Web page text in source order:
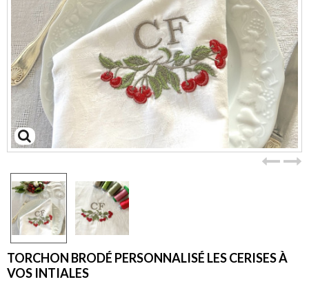
Agrandir
l'image
TORCHON BRODÉ PERSONNALISÉ LES CERISES À
VOS INTIALES